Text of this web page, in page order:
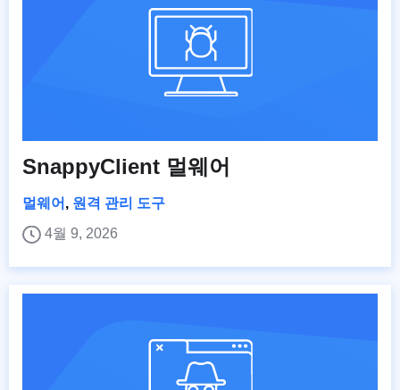
SnappyClient 멀웨어
멀웨어 , 원격 관리 도구
4월 9, 2026